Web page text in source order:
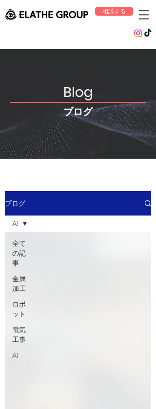
相談する
Blog
ブログ
ブログ
全て
の記
事
金属
加工
ロボ
ット
電気
工事
AI
AI